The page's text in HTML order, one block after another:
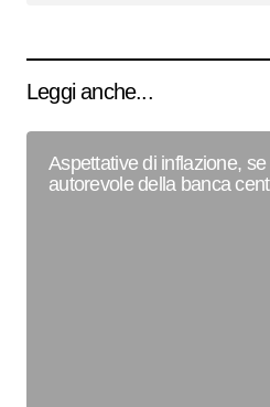
Leggi anche...
Aspettative di inflazione,
autorevole della banca